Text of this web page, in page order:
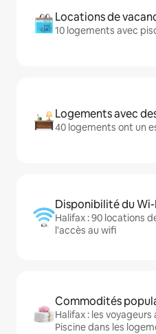
Locations de
10 logements avec
Logements avec
40 logements ont un
Disponibilité du Wi-
Halifax : 90 locations
l'accès au wifi
Commodités
Halifax : les
Piscine dans les